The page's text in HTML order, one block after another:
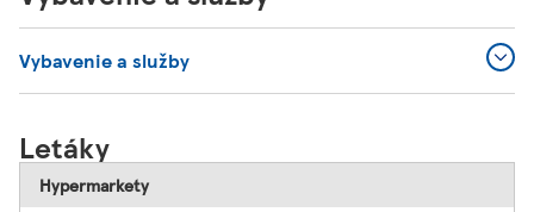
Vybavenie a služby
Letáky
Hypermarkety